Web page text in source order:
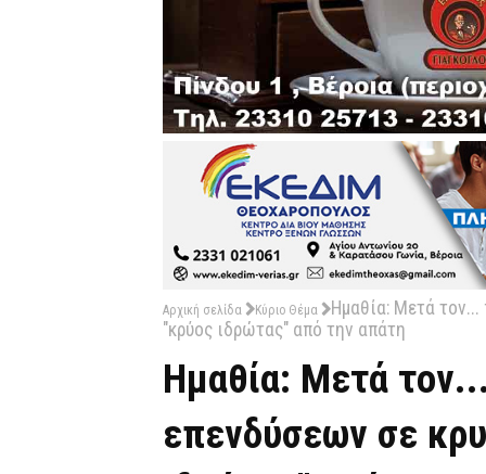
Αρχική σελίδα Κύριο Θέμα
Ημαθία: Μετά
"κρύος ιδρώτας" από την απάτη
Ημαθία: Μετά
επενδύσεων σε